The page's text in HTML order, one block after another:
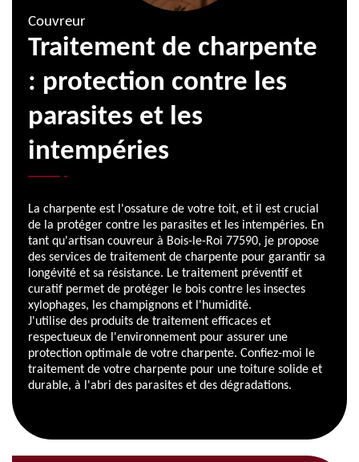
Couvreur
Traitement de charpente
: protection contre les
parasites et les
intempéries
La charpente est l'ossature de votre toit, et il est crucial
de la protéger contre les parasites et les intempéries. En
tant qu'artisan couvreur à Bois-le-Roi 77590, je propose
des services de traitement de charpente pour garantir sa
longévité et sa résistance. Le traitement préventif et
curatif permet de protéger le bois contre les insectes
xylophages, les champignons et l'humidité.
J'utilise des produits de traitement efficaces et
respectueux de l'environnement pour assurer une
protection optimale de votre charpente. Confiez-moi le
traitement de votre charpente pour une toiture solide et
durable, à l'abri des parasites et des dégradations.